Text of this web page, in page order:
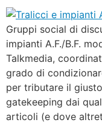
Gruppi social di
impianti A.F./B.F.
Talkmedia,
grado di
per tributare il
gatekeeping dai
articoli (e dove